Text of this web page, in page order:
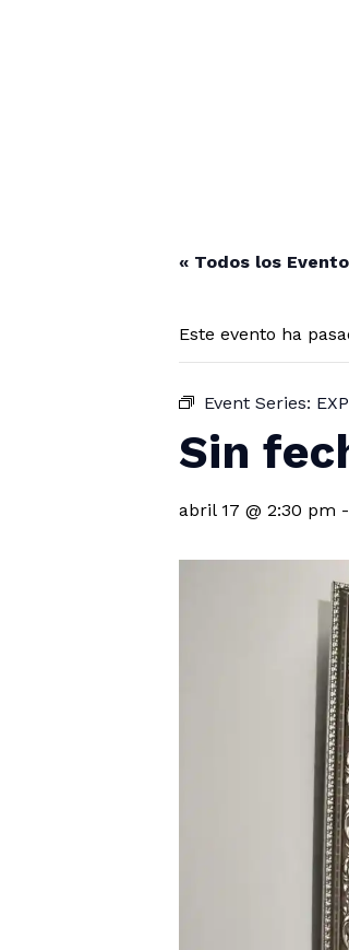
« Todos los
Este evento ha
Event Series:
Sin
abril 17 @ 2:30 pm -